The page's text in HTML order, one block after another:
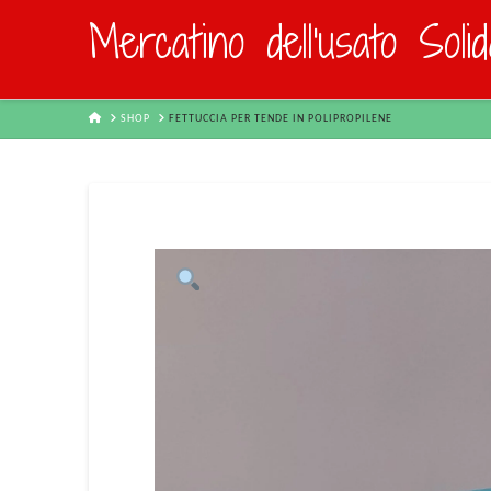
Mercatino dell'usato
HOMESHOP FETTUCCIA PER TENDE IN POLIPROPILENE